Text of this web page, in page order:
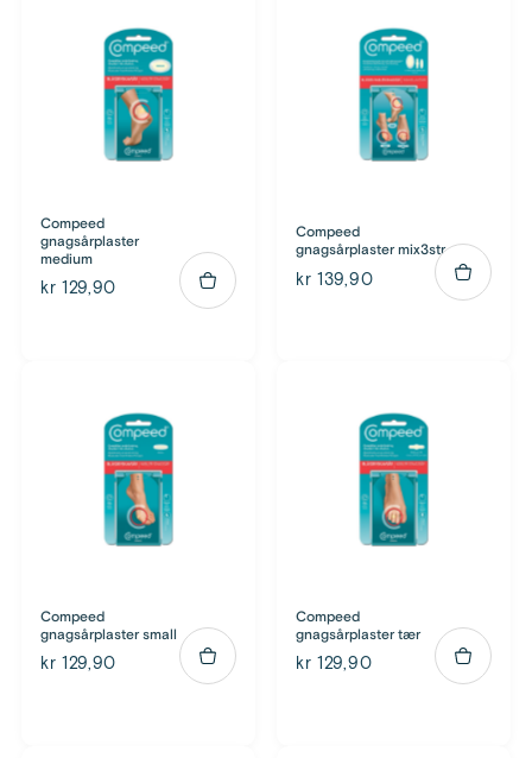
Compeed
gnagsårplaster
medium
kr 129,90
Compeed
gnagsårplaster mix3str
kr 139,90
Compeed
gnagsårplaster small
kr 129,90
Compeed
gnagsårplaster tær
kr 129,90